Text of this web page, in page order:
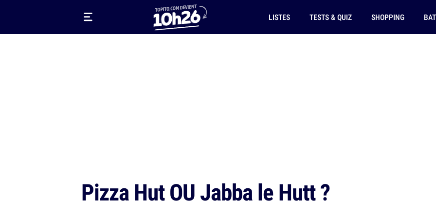
LISTES TESTS & QUIZ SHOPPING
Pizza Hut OU Jabba le Hutt ?